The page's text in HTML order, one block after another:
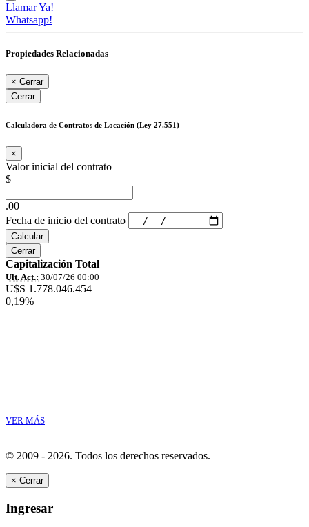
Llamar Ya!
Whatsapp!
Propiedades Relacionadas
× Cerrar
Cerrar
Calculadora de Contratos de Locación (Ley 27.551)
×
Valor inicial del contrato
$
.00
Fecha de inicio del contrato
Calcular
Cerrar
Capitalización Total
Ult. Act.: 30/07/26 00:00
U$S 1.778.046.454
0,19%
VER MÁS
© 2009 - 2026. Todos los derechos reservados.
× Cerrar
Ingresar